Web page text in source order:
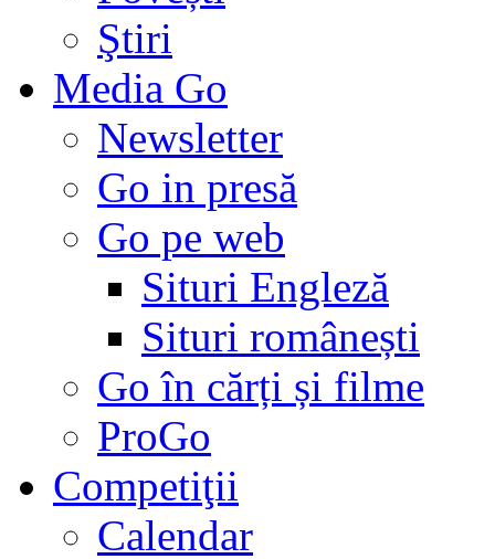
Ştiri
Media Go
Newsletter
Go in presă
Go pe web
Situri Engleză
Situri românești
Go în cărți și filme
ProGo
Competiţii
Calendar